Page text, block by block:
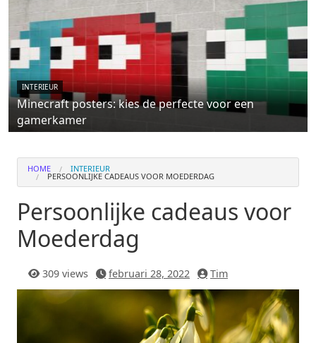
INTERIEUR
Minecraft posters: kies de perfecte voor een
gamerkamer
HOME INTERIEUR
PERSOONLIJKE CADEAUS VOOR MOEDERDAG
Persoonlijke cadeaus voor
Moederdag
309 views februari 28, 2022 Tim